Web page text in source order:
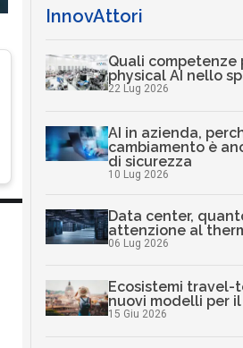
InnovAttori
Quali competenze
physical AI nello
22 Lug 2026
AI in azienda,
cambiamento è
di sicurezza
10 Lug 2026
Data center,
attenzione al
06 Lug 2026
Ecosistemi travel-
nuovi modelli per
15 Giu 2026